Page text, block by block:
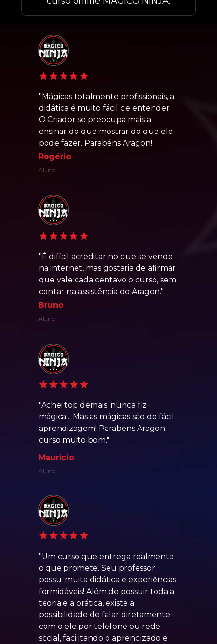
"Mágicas totalmente profissionais, a
didática é muito fácil de entender.
O Criador se preocupa mais a
ensinar do que mostrar do que ele
pode fazer. Parabéns Aragon!
Rogério
Aluno
"É difícil acreditar no que se vende
na internet, mas gostaria de afirmar
que vale cada centavo o curso, sem
contar na assistência do Aragon."
Bruno
Aluno
"Achei top demais, nunca fiz
mágica... Mas as mágicas são de fácil
aprendizagem! Parabéns Aragon
curso muito bom."
Mauricio
Aluno
"Um curso que entrega realmente
o que promete. Seu professor
possui muita didática e experiências
formidáveis! Além de possuir toda a
teoria e a prática, existe a
possibilidade de falar diretamente
com o ele por telefone ou rede
social, facilitando o aprendizado e